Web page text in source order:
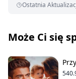
Ostatnia
Może Ci się